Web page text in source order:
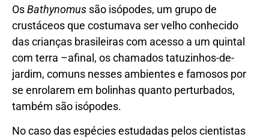
OsBathynomus são isópodes, um grupo de
crustáceos que costumava ser velho conhecido
das crianças brasileiras com acesso a um quintal
com terra –afinal, os chamados tatuzinhos-de-
jardim, comuns nesses ambientes e famosos por
se enrolarem em bolinhas quanto perturbados,
também são isópodes.
No caso das espécies estudadas pelos cientistas